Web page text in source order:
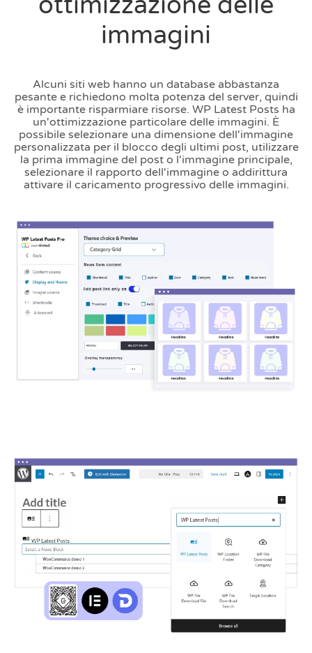
immagini
Alcuni siti web hanno un database abbastanza
pesante e richiedono molta potenza del server, quindi
è importante risparmiare risorse. WP Latest Posts ha
un'ottimizzazione particolare delle immagini. È
possibile selezionare una dimensione dell'immagine
personalizzata per il blocco degli ultimi post, utilizzare
la prima immagine del post o l'immagine principale,
selezionare il rapporto dell'immagine o addirittura
attivare il caricamento progressivo delle immagini.